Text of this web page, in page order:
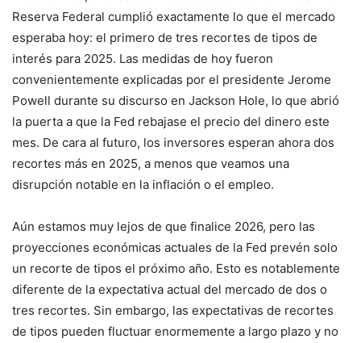
Reserva Federal cumplió exactamente lo que el mercado
esperaba hoy: el primero de tres recortes de tipos de
interés para 2025. Las medidas de hoy fueron
convenientemente explicadas por el presidente Jerome
Powell durante su discurso en Jackson Hole, lo que abrió
la puerta a que la Fed rebajase el precio del dinero este
mes. De cara al futuro, los inversores esperan ahora dos
recortes más en 2025, a menos que veamos una
disrupción notable en la inflación o el empleo.
Aún estamos muy lejos de que finalice 2026, pero las
proyecciones económicas actuales de la Fed prevén solo
un recorte de tipos el próximo año. Esto es notablemente
diferente de la expectativa actual del mercado de dos o
tres recortes. Sin embargo, las expectativas de recortes
de tipos pueden fluctuar enormemente a largo plazo y no